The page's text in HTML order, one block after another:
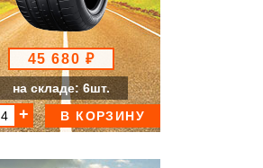
45 680 ₽
на складе: 6шт.
В КОРЗИНУ